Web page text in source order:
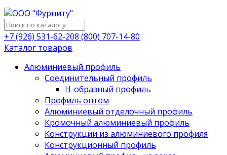
+7 (926) 531-62-208 (800) 707-14-80
Каталог товаров
Алюминиевый профиль
Соединительный профиль
Н-образный профиль
Профиль оптом
Алюминиевый отделочный профиль
Кромочный алюминиевый профиль
Конструкции из алюминиевого профиля
Конструкционный профиль